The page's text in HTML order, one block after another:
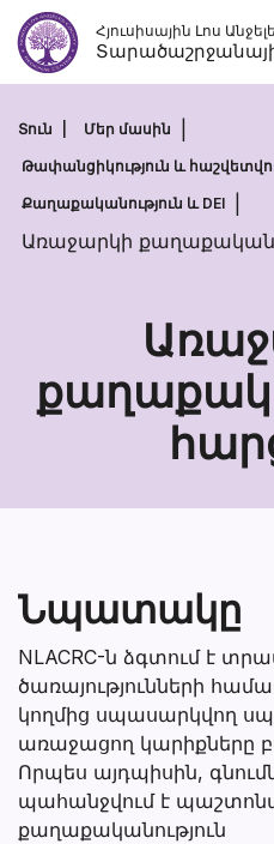
Անցնել
բովանդակությանը
Հյուսիսային Լոս
Տուն Մեր մասին
Թափանցիկություն և
Քաղաքականություն և DEI
Առաջարկի
Նպատակը
NLACRC-ն ձգտում է
ծառայությունների
կողմից սպասարկվող
առաջացող կարիքները
Որպես այդպիսին,
պահանջվում է
քաղաքականություն